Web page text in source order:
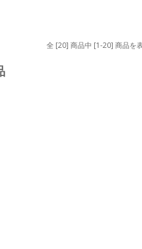
全 [20] 商品中 [1-20] 商品を